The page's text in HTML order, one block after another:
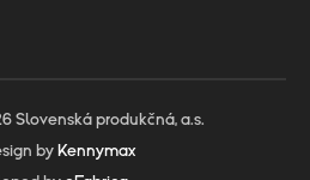
Slovenská produkčná, a.s.
by Kennymax